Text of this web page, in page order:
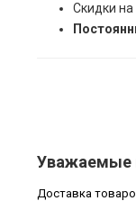
Скидки
Уважаемые
Доставка